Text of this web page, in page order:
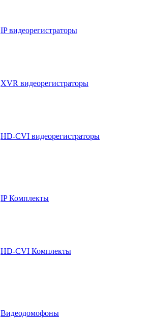
IP видеорегистраторы
XVR видеорегистраторы
HD-CVI видеорегистраторы
IP Комплекты
HD-CVI Комплекты
Видеодомофоны